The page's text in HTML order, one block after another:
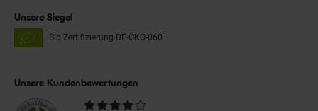
Unsere Siegel
Bio Zertifizierung DE-ÖKO-060
Unsere Kundenbewertungen
Durchschnittliche